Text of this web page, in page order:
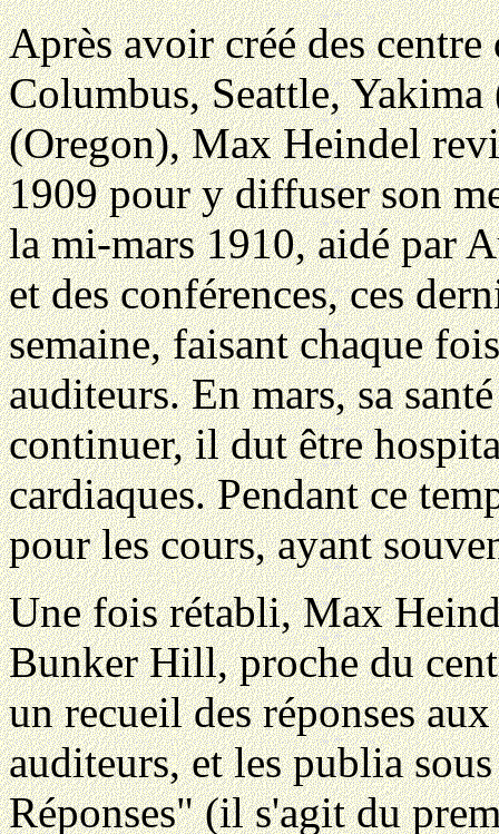
Après avoir créé des
Columbus, Seattle,
(Oregon), Max Heindel
1909 pour y diffuser son
la mi-mars 1910, aidé par
et des conférences, ces
semaine, faisant chaque
auditeurs. En mars, sa
continuer, il dut être
cardiaques. Pendant ce
pour les cours, ayant
Une fois rétabli, Max
Bunker Hill, proche du
un recueil des réponses
auditeurs, et les publia
Réponses" (il s'agit du